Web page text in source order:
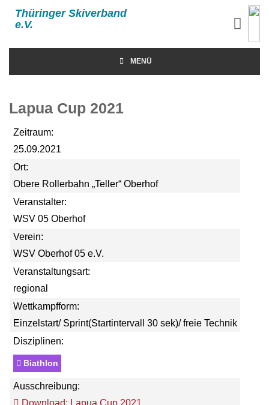
Thüringer Skiverband
e.V.
MENÜ
Lapua Cup 2021
Zeitraum:
25.09.2021
Ort:
Obere Rollerbahn „Teller“ Oberhof
Veranstalter:
WSV 05 Oberhof
Verein:
WSV Oberhof 05 e.V.
Veranstaltungsart:
regional
Wettkampfform:
Einzelstart/ Sprint(Startintervall 30 sek)/ freie Technik
Disziplinen:
Biathlon
Ausschreibung:
Download: Lapua Cup 2021